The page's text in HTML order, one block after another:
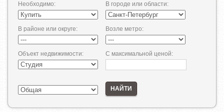
Необходимо: В городе или области:
В районе или округе: Возле метро:
Объект недвижимости: С максимальной ценой:
НАЙТИ